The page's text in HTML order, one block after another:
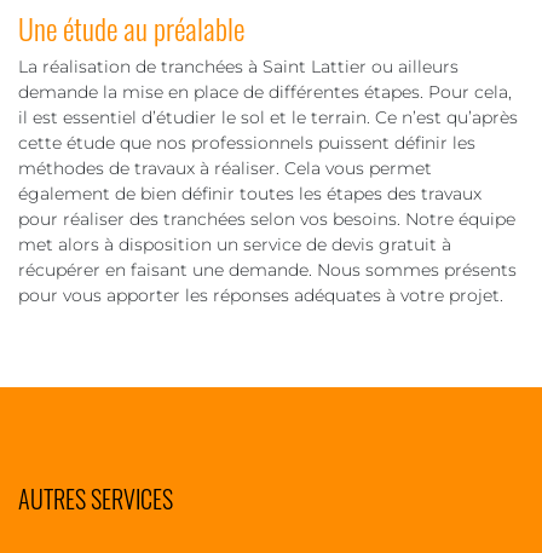
Une étude au préalable
La réalisation de tranchées à Saint Lattier ou ailleurs
demande la mise en place de différentes étapes. Pour cela,
il est essentiel d’étudier le sol et le terrain. Ce n’est qu’après
cette étude que nos professionnels puissent définir les
méthodes de travaux à réaliser. Cela vous permet
également de bien définir toutes les étapes des travaux
pour réaliser des tranchées selon vos besoins. Notre équipe
met alors à disposition un service de devis gratuit à
récupérer en faisant une demande. Nous sommes présents
pour vous apporter les réponses adéquates à votre projet.
AUTRES SERVICES